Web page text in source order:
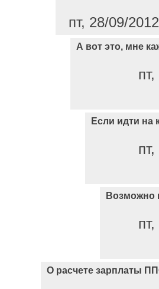
пт, 28/09/
А вот это, мне
Если идти на
Возможно
О расчете зарплаты